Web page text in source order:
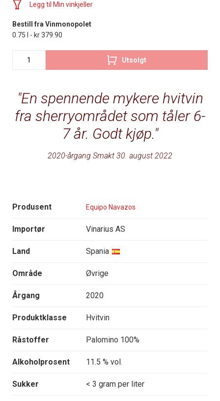
En spennende mykere hvitvin
fra sherryområdet som tåler 6-
7 år. Godt kjøp.
2020-årgang Smakt 30. august 2022
Produsent Equipo Navazos
Importør Vinarius AS
Land Spania
Område Øvrige
Årgang 2020
Produktklasse Hvitvin
Råstoffer Palomino 100%
Alkoholprosent 11.5 % vol.
Sukker < 3 gram per liter
Legg til Min vinkjeller
Bestill fra Vinmonopolet
0.75 l - kr 379.90
Utsolgt